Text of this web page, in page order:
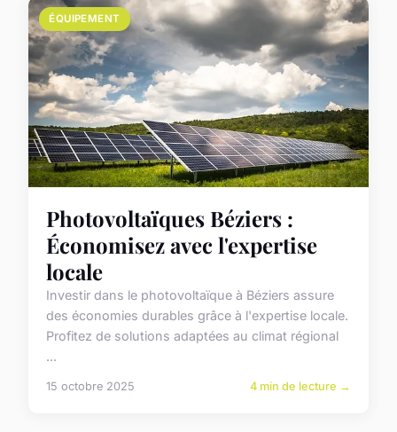
ÉQUIPEMENT
Photovoltaïques Béziers :
Économisez avec l'expertise
locale
Investir dans le photovoltaïque à Béziers assure
des économies durables grâce à l'expertise locale.
Profitez de solutions adaptées au climat régional
...
15 octobre 2025 4 min de lecture →